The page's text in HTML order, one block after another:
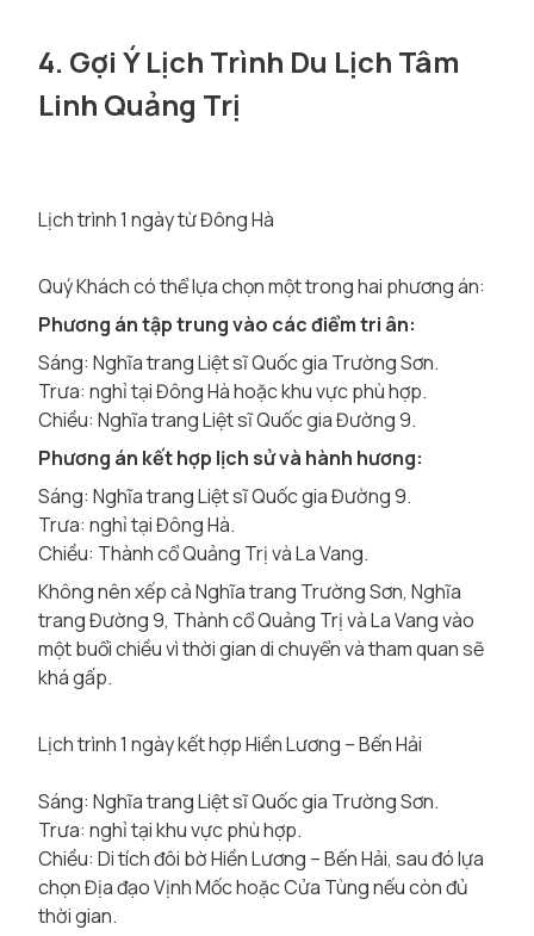
4. Gợi Ý Lịch Trình Du Lịch Tâm
Linh Quảng Trị
Lịch trình 1 ngày từ Đông Hà
Quý Khách có thể lựa chọn một trong hai phương án:
Phương án tập trung vào các điểm tri ân:
Sáng: Nghĩa trang Liệt sĩ Quốc gia Trường Sơn.
Trưa: nghỉ tại Đông Hà hoặc khu vực phù hợp.
Chiều: Nghĩa trang Liệt sĩ Quốc gia Đường 9.
Phương án kết hợp lịch sử và hành hương:
Sáng: Nghĩa trang Liệt sĩ Quốc gia Đường 9.
Trưa: nghỉ tại Đông Hà.
Chiều: Thành cổ Quảng Trị và La Vang.
Không nên xếp cả Nghĩa trang Trường Sơn, Nghĩa
trang Đường 9, Thành cổ Quảng Trị và La Vang vào
một buổi chiều vì thời gian di chuyển và tham quan sẽ
khá gấp.
Lịch trình 1 ngày kết hợp Hiền Lương – Bến Hải
Sáng: Nghĩa trang Liệt sĩ Quốc gia Trường Sơn.
Trưa: nghỉ tại khu vực phù hợp.
Chiều: Di tích đôi bờ Hiền Lương – Bến Hải, sau đó lựa
chọn Địa đạo Vịnh Mốc hoặc Cửa Tùng nếu còn đủ
thời gian.